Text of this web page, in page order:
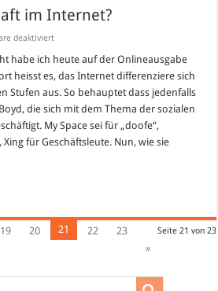
im Internet?
deaktiviertfür
im
habe ich heute auf der Onlineausgabe
heisst es, das Internet differenziere sich
Stufen aus. So behauptet dass jedenfalls
die sich mit dem Thema der sozialen
My Space sei für „doofe“,
für Geschäftsleute. Nun, wie sie
Seite 21 von 23
19 20 21 22
23
»